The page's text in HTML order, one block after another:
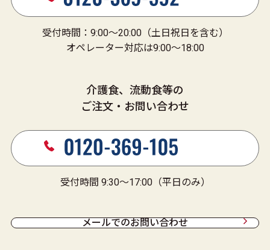
受付時間：9:00～20:00（土日祝日を含む）
オペレーター対応は9:00～18:00
介護食、流動食等の
ご注文・お問い合わせ
受付時間 9:30～17:00（平日のみ）
メールでのお問い合わせ